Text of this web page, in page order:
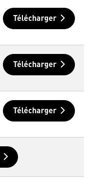
Télécharger
Télécharger
Télécharger